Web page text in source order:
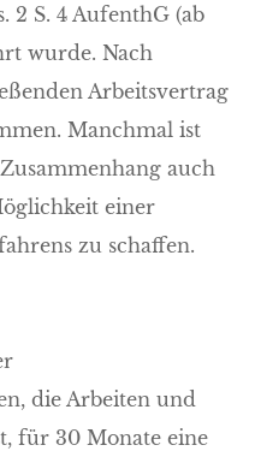
2 S. 4 AufenthG (ab
wurde. Nach
Arbeitsvertrag
Manchmal ist
auch
einer
zu schaffen.
die Arbeiten und
für 30 Monate eine